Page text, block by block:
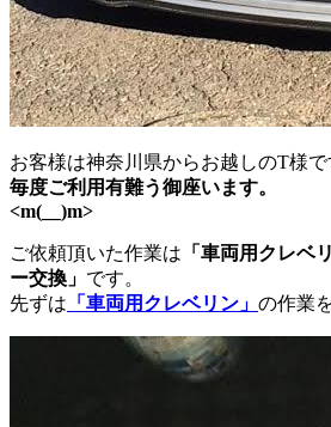
お客様は神奈川県からお越しのT様で
毎度ご利用有難う御座います。
<m(__)m>
ご依頼頂いた作業は 「車両用クレベ
ー交換」 です。
先ずは 「車両用クレベリン」 の作業